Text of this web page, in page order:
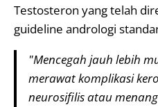
Testosteron yang telah
guideline andrologi
"Mencegah jauh lebih
merawat komplikasi
neurosifilis atau